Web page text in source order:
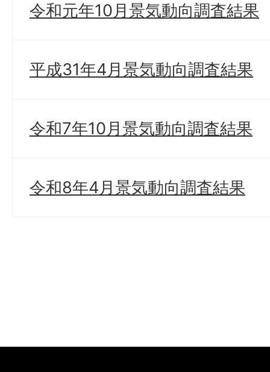
令和元年10月景気動向調査結果
平成31年4月景気動向調査結果
令和7年10月景気動向調査結果
令和8年4月景気動向調査結果